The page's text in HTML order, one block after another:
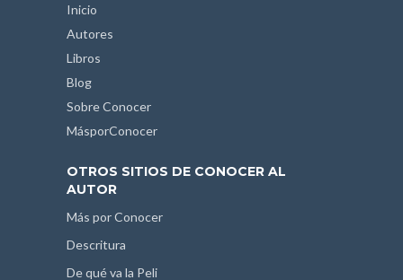
Inicio
Autores
Libros
Blog
Sobre Conocer
MásporConocer
OTROS SITIOS DE CONOCER AL
AUTOR
Más por Conocer
Descritura
De qué va la Peli